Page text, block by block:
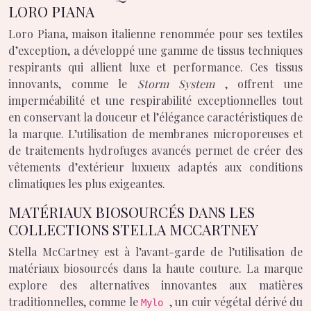
LORO PIANA
Loro Piana, maison italienne renommée pour ses textiles
d’exception, a développé une gamme de tissus techniques
respirants qui allient luxe et performance. Ces tissus
innovants, comme le Storm System , offrent une
imperméabilité et une respirabilité exceptionnelles tout
en conservant la douceur et l’élégance caractéristiques de
la marque. L’utilisation de membranes microporeuses et
de traitements hydrofuges avancés permet de créer des
vêtements d’extérieur luxueux adaptés aux conditions
climatiques les plus exigeantes.
MATÉRIAUX BIOSOURCÉS DANS LES
COLLECTIONS STELLA MCCARTNEY
Stella McCartney est à l’avant-garde de l’utilisation de
matériaux biosourcés dans la haute couture. La marque
explore des alternatives innovantes aux matières
traditionnelles, comme leMylo , un cuir végétal dérivé du